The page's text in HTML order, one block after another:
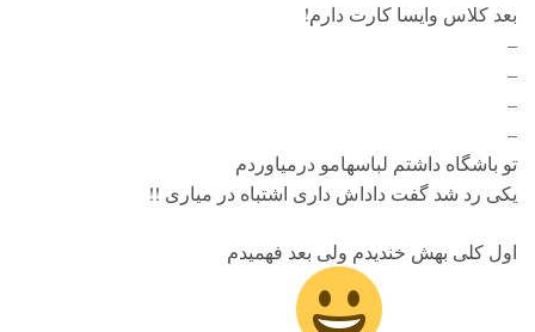
بعد کلاس وایسا کارت دارم!
–
–
–
–
تو باشگاه داشتم لباسهامو درمیاوردم
یکی رد شد گفت داداش داری اشتباه در میاری !!
اول کلی بهش خندیدم ولی بعد فهمیدم